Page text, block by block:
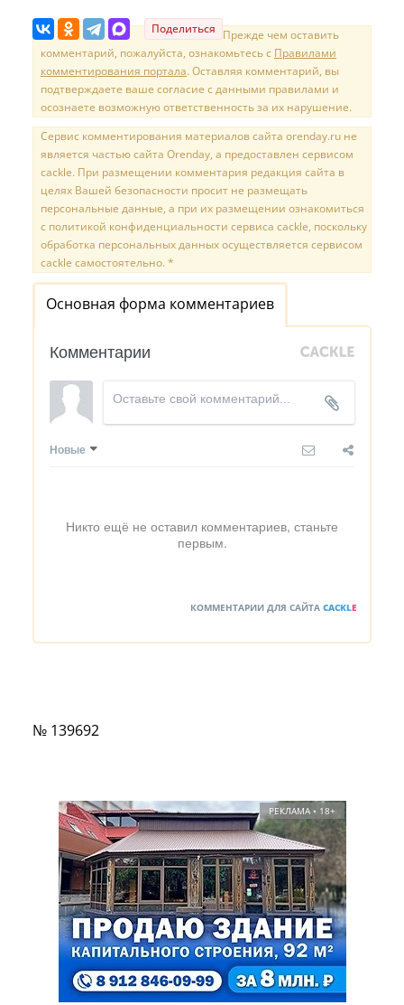
Поделиться Прежде чем оставить
комментарий, пожалуйста, ознакомьтесь с Правилами
комментирования портала. Оставляя комментарий, вы
подтверждаете ваше согласие с данными правилами и
осознаете возможную ответственность за их нарушение.
Сервис комментирования материалов сайта orenday.ru не
является частью сайта Orenday, а предоставлен сервисом
cackle. При размещении комментария редакция сайта в
целях Вашей безопасности просит не размещать
персональные данные, а при их размещении ознакомиться
с политикой конфиденциальности сервиса cackle, поскольку
обработка персональных данных осуществляется сервисом
cackle самостоятельно. *
Основная форма комментариев
Комментарии
Новые
Никто ещё не оставил комментариев, станьте
первым.
КОММЕНТАРИИ ДЛЯ САЙТА CACKLE
№ 139692
РЕКЛАМА • 18+